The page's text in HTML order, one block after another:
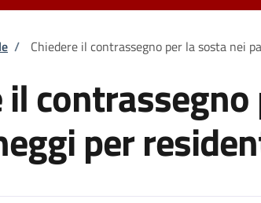
pane
/ Chiedere il contrassegno per la sosta nei
il
per